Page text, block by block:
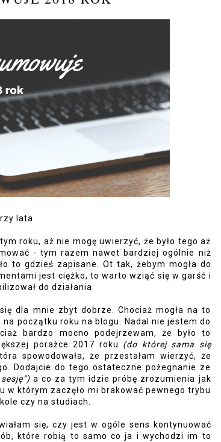
lata.
roku, aż nie mogę uwierzyć, że było tego aż
- tym razem nawet bardziej ogólnie niż
to gdzieś zapisane. Ot tak, żebym mogła do
jest ciężko, to warto wziąć się w garść i
do działania.
dla mnie zbyt dobrze. Chociaż mogła na to
początku roku na blogu. Nadal nie jestem do
bardzo mocno podejrzewam, że było to
porażce 2017 roku (do której sama się
spowodowała, że przestałam wierzyć, że
Dodajcie do tego ostateczne pożegnanie ze
a co za tym idzie próbę zrozumienia jak
w którym zaczęło mi brakować pewnego trybu
czy na studiach.
się, czy jest w ogóle sens kontynuować
które robią to samo co ja i wychodzi im to